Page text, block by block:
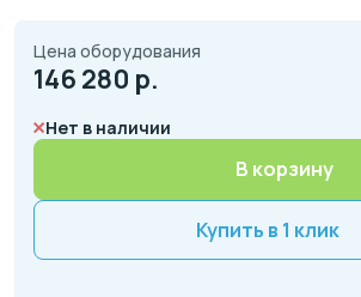
Цена оборудования
146 280 р.
Нет в наличии
В корзину
Купить в 1 клик